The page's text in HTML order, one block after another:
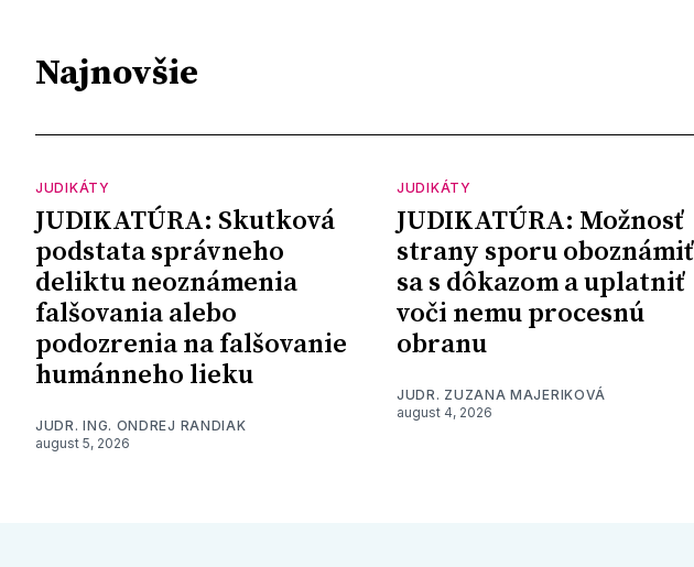
Najnovšie
JUDIKÁTY
JUDIKATÚRA: Skutková
podstata správneho
deliktu neoznámenia
falšovania alebo
podozrenia na falšovanie
humánneho lieku
JUDR. ING. ONDREJ RANDIAK
august 5, 2026
JUDIKÁTY
JUDIKATÚRA: Možnosť
strany sporu oboznámiť
sa s dôkazom a uplatniť
voči nemu procesnú
obranu
JUDR. ZUZANA MAJERIKOVÁ
august 4, 2026